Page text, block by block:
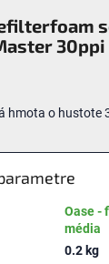
30ppi
hmota o hustote
Oase -
média
0.2 kg